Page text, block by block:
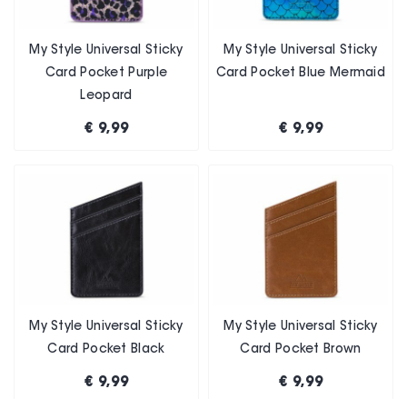
My Style Universal Sticky
Card Pocket Purple
Leopard
€ 9,99
My Style Universal Sticky
Card Pocket Blue Mermaid
€ 9,99
My Style Universal Sticky
Card Pocket Black
€ 9,99
My Style Universal Sticky
Card Pocket Brown
€ 9,99